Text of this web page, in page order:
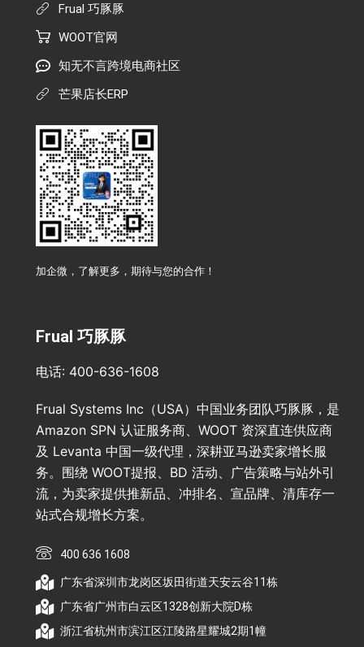
Frual 巧豚豚
WOOT官网
知无不言跨境电商社区
芒果店长ERP
加企微，了解更多，期待与您的合作！
Frual 巧豚豚
电话: 400-636-1608
Frual Systems Inc（USA）中国业务团队巧豚豚，是
Amazon SPN 认证服务商、WOOT 资深直连供应商
及 Levanta 中国一级代理，深耕亚马逊卖家增长服
务。围绕 WOOT提报、BD 活动、广告策略与站外引
流，为卖家提供推新品、冲排名、宣品牌、清库存一
站式合规增长方案。
400 636 1608
广东省深圳市龙岗区坂田街道天安云谷11栋
广东省广州市白云区1328创新大院D栋
浙江省杭州市滨江区江陵路星耀城2期1幢